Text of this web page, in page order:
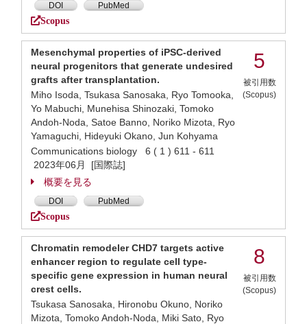
DOI PubMed
Scopus
Mesenchymal properties of iPSC-derived
neural progenitors that generate undesired
grafts after transplantation.
Miho Isoda, Tsukasa Sanosaka, Ryo Tomooka,
Yo Mabuchi, Munehisa Shinozaki, Tomoko
Andoh-Noda, Satoe Banno, Noriko Mizota, Ryo
Yamaguchi, Hideyuki Okano, Jun Kohyama
Communications biology 6 ( 1 ) 611 - 611
2023年06月 [国際誌]
概要を見る
DOI PubMed
Scopus
5
被引用数
(Scopus)
Chromatin remodeler CHD7 targets active
enhancer region to regulate cell type-
specific gene expression in human neural
crest cells.
Tsukasa Sanosaka, Hironobu Okuno, Noriko
Mizota, Tomoko Andoh-Noda, Miki Sato, Ryo
8
被引用数
(Scopus)